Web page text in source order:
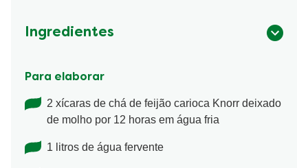
Ingredientes
Para elaborar
2 xícaras de chá de feijão carioca Knorr deixado
de molho por 12 horas em água fria
1 litros de água fervente